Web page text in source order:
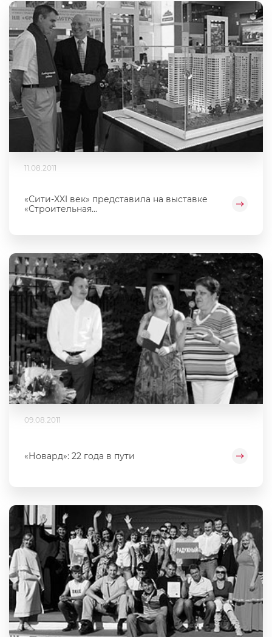
11.08.2011
«Сити-XXI век» представила на выставке
«Строительная...
09.08.2011
«Новард»: 22 года в пути